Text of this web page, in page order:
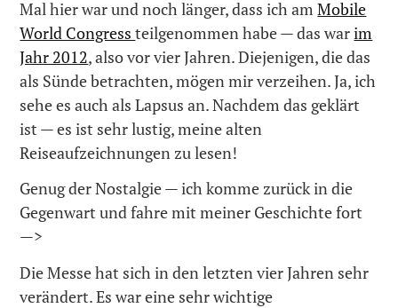
Mal hier war und noch länger, dass ich amMobile
World Congressteilgenommen habe — das warim
Jahr 2012, also vor vier Jahren. Diejenigen, die das
als Sünde betrachten, mögen mir verzeihen. Ja, ich
sehe es auch als Lapsus an. Nachdem das geklärt
ist — es ist sehr lustig, meine alten
Reiseaufzeichnungen zu lesen!
Genug der Nostalgie — ich komme zurück in die
Gegenwart und fahre mit meiner Geschichte fort
—>
Die Messe hat sich in den letzten vier Jahren sehr
verändert. Es war eine sehr wichtige